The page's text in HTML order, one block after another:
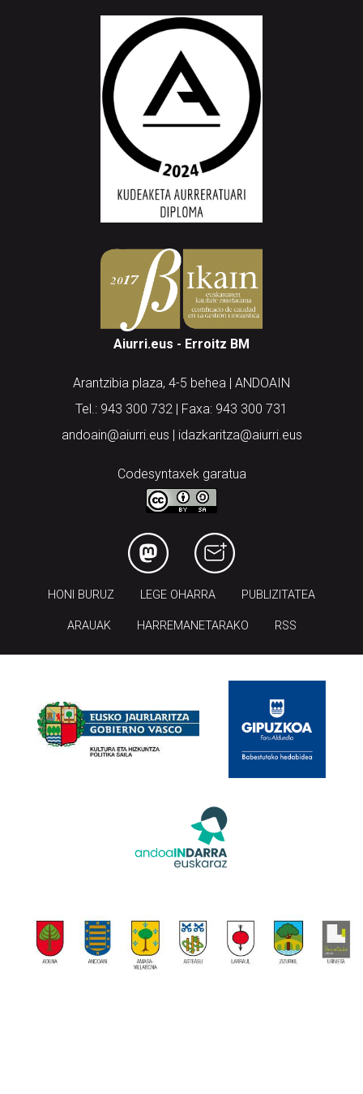
Aiurri.eus - Erroitz BM
Arantzibia plaza, 4-5 behea | ANDOAIN
Tel.: 943 300 732 | Faxa: 943 300 731
andoain@aiurri.eus | idazkaritza@aiurri.eus
Codesyntaxek garatua
HONI BURUZ LEGE OHARRA PUBLIZITATEA
ARAUAK HARREMANETARAKO RSS